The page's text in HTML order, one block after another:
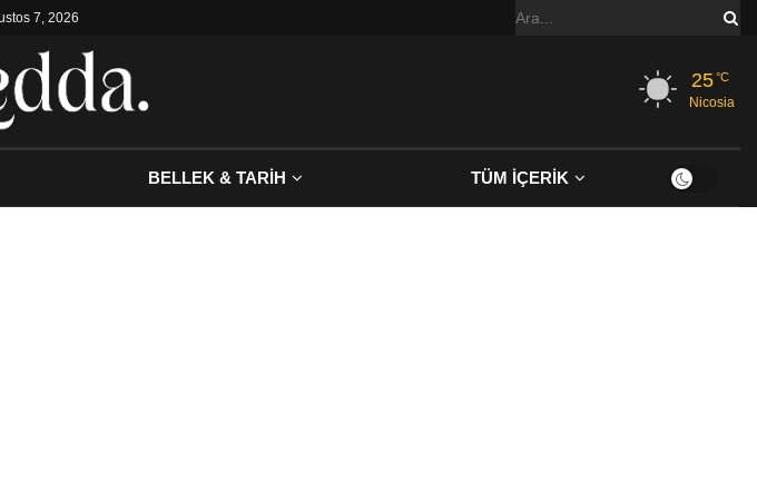
7, 2026
25°C
Nicosia
BELLEK & TARİH TÜM İÇERİK